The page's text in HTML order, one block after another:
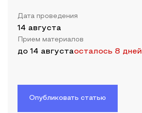
Дата проведения
14 августа
Прием материалов
до 14 августаосталось 8 дней
Опубликовать статью